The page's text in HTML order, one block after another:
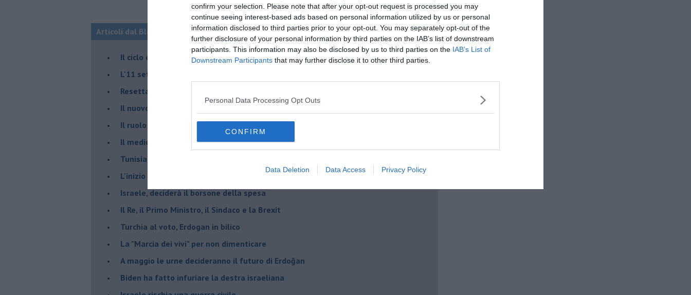
confirm your selection. Please note that after your opt-out request is processed you may
continue seeing interest-based ads based on personal information utilized by us or personal
information disclosed to third parties prior to your opt-out. You may separately opt-out of the
further disclosure of your personal information by third parties on the IAB’s list of downstream
participants. This information may also be disclosed by us to third parties on the IAB’s List of
Downstream Participants that may further disclose it to other third parties.
Personal Data Processing Opt Outs
CONFIRM
Data Deletion Data Access Privacy Policy
Articoli dal Blog “Fauda e balagan” di Alfredo De Girolamo e Enrico Catassi
Il ciclo della violenza in Medioriente
L'11 settembre di Israele è iniziato il 7 ottobre 2023
Resettare l’era di Netanyahu
​Il nuovo corso dell’era di Erdogan
Il ruolo delle diplomazie nei conflitti
Il medioriente di Silvio
Tunisia rischiosa e strategica per l'Italia
L'inizio del “secolo della Turchia”
Israele, deciderà il borsone della spesa
Il Re, il Primo Ministro, il Sindaco e la Brexit
Turchia al voto, Erdogan in bilico
La "Marcia dei vivi" per non dimenticare
A maggio le urne decideranno il futuro di Erdoğan
Biden ha fatto infuriare la destra israeliana